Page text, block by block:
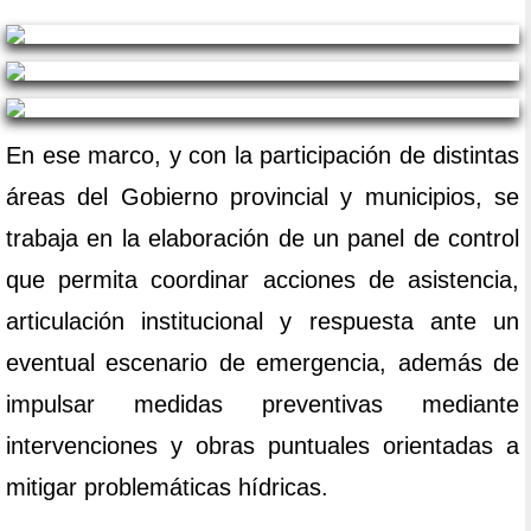
En ese marco, y con la participación de distintas
áreas del Gobierno provincial y municipios, se
trabaja en la elaboración de un panel de control
que permita coordinar acciones de asistencia,
articulación institucional y respuesta ante un
eventual escenario de emergencia, además de
impulsar medidas preventivas mediante
intervenciones y obras puntuales orientadas a
mitigar problemáticas hídricas.